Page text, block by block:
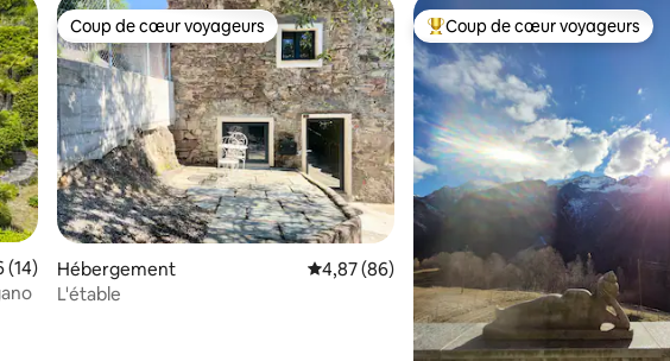
moyenne sur la base de 14 commentaires : 4,86 sur 5
(14)
Coup de cœur voyageurs
Coup de cœur voyageurs
Hébergement Évaluation moyenne sur la base de 86
4,87 (86)
L'étable
Coups de cœur voyageurs les
Coup de cœur voyageurs